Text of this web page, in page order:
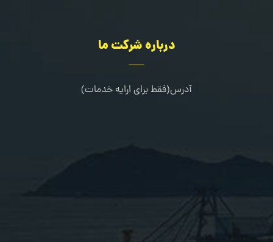
درباره شرکت ما
آدرس(فقط برای ارایه خدمات)